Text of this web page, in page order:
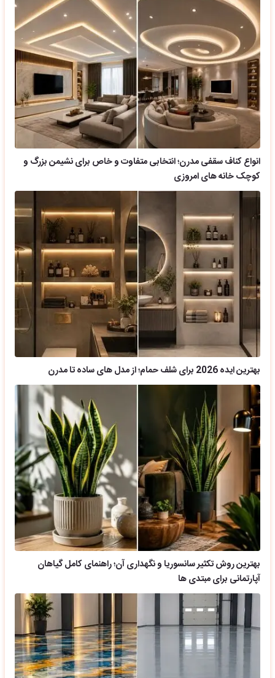
انواع کناف سقفی مدرن؛ انتخابی متفاوت و خاص برای نشیمن بزرگ و
کوچک خانه های امروزی
بهترین ایده 2026 برای شلف حمام؛ از مدل های ساده تا مدرن
بهترین روش تکثیر سانسوریا و نگهداری آن؛ راهنمای کامل گیاهان
آپارتمانی برای مبتدی ها